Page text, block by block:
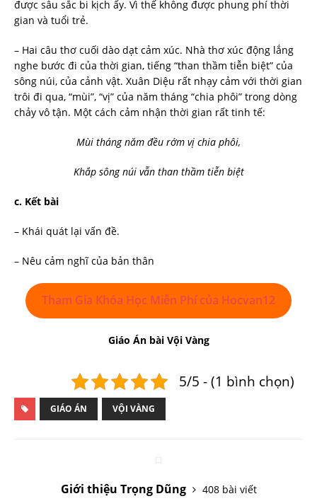
được sâu sắc bi kịch ấy. Vì thế không được phung phí thời
gian và tuổi trẻ.
– Hai câu thơ cuối dào dạt cảm xúc. Nhà thơ xúc động lắng
nghe bước đi của thời gian, tiếng “than thầm tiễn biệt” của
sông núi, của cảnh vật. Xuân Diệu rất nhạy cảm với thời gian
trôi đi qua, “mùi”, “vị” của năm tháng “chia phôi” trong dòng
chảy vô tận. Một cách cảm nhận thời gian rất tinh tế:
Mùi tháng năm đều rớm vị chia phôi,
Khắpsông núi vẫn than thầm tiễn biệt
c. Kết bài
– Khái quát lại vấn đề.
– Nêu cảm nghĩ của bản thân
Tham Gia Khóa Học Miễn Phí của Hocvan12
Giáo Án bài Vội Vàng
5/5 - (1 bình chọn)
GIÁO ÁN VỘI VÀNG
Giới thiệu Trọng Dũng
408 bài viết